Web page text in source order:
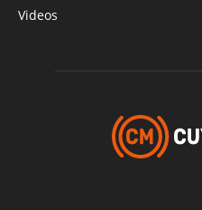
Videos